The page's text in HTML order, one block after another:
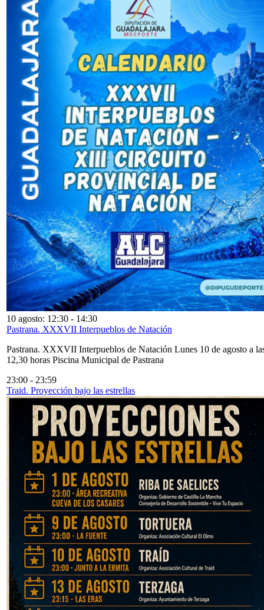
10 agosto: 12:30 - 14:30
Pastrana. XXXVII Interpueblos de Natación
Pastrana. XXXVII Interpueblos de Natación Lunes 10 de agosto a
12,30 horas Piscina Municipal de Pastrana
23:00 - 23:59
Traid. Proyección bajo las estrellas